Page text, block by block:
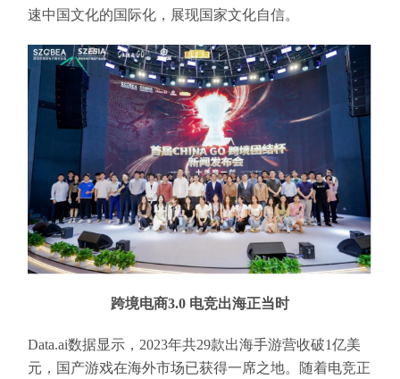
速中国文化的国际化，展现国家文化自信。
跨境电商3.0 电竞出海正当时
Data.ai数据显示，2023年共29款出海手游营收破1亿美
元，国产游戏在海外市场已获得一席之地。随着电竞正